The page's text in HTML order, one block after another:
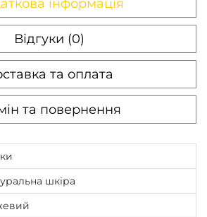
інформація
Відгуки (0)
та оплата
та повернення
шкіра